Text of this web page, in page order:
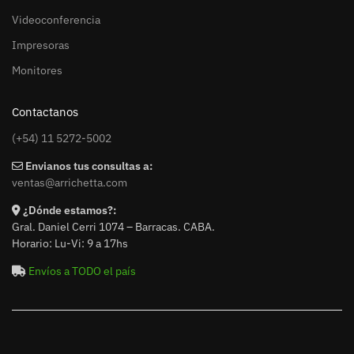
Videoconferencia
Impresoras
Monitores
Contactanos
(+54) 11 5272-5002
Envianos tus consultas a:
ventas@arrichetta.com
¿Dónde estamos?:
Gral. Daniel Cerri 1074 – Barracas. CABA.
Horario: Lu-Vi: 9 a 17hs
Envíos a TODO el país